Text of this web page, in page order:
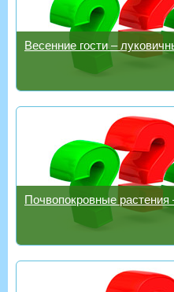
Весенние гости –
Почвопокровные растения